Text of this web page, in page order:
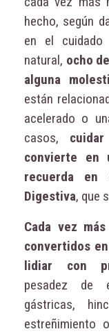
hecho, según
en el
natural, ocho
alguna
están
acelerado o
casos,
convierte en
recuerda
Digestiva, que
Cada vez
convertidos
lidiar con
pesadez de
gástricas,
estreñimiento